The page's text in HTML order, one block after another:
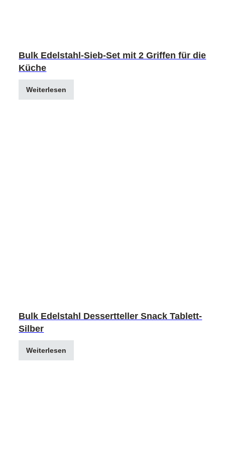
Bulk Edelstahl-Sieb-Set mit 2 Griffen für die
Küche
Weiterlesen
Bulk Edelstahl Dessertteller Snack Tablett-
Silber
Weiterlesen